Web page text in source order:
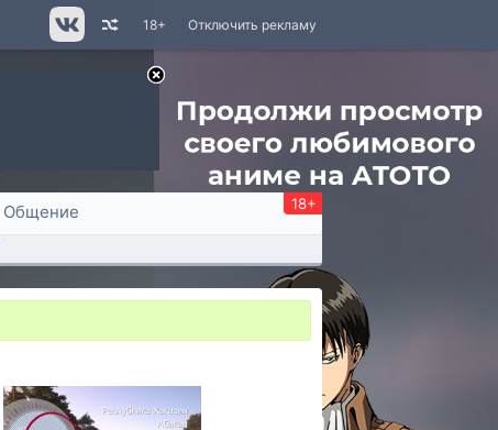
Отключить рекламу
18+
Общение 18+